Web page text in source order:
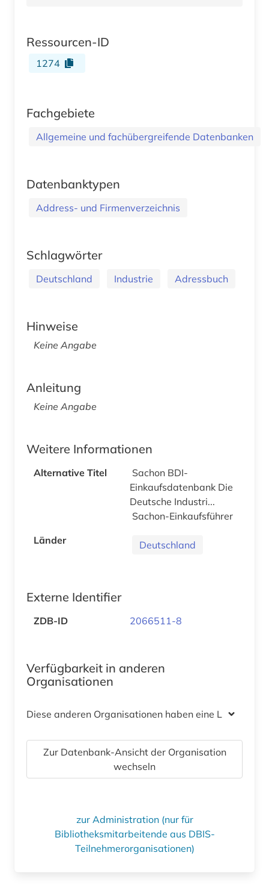
Ressourcen-ID
1274
Fachgebiete
Allgemeine und fachübergreifende Datenbanken
Datenbanktypen
Address- und Firmenverzeichnis
Schlagwörter
Deutschland Industrie Adressbuch
Hinweise
Keine Angabe
Anleitung
Keine Angabe
Weitere Informationen
Alternative Titel
Sachon BDI-
Einkaufsdatenbank Die
Deutsche Industri...
Sachon-Einkaufsführer
Länder
Deutschland
Externe Identifier
ZDB-ID 2066511-8
Verfügbarkeit in anderen
Organisationen
Diese anderen Organisationen haben eine Lizenz
Zur Datenbank-Ansicht der Organisation
wechseln
zur Administration (nur für
Bibliotheksmitarbeitende aus DBIS-
Teilnehmerorganisationen)